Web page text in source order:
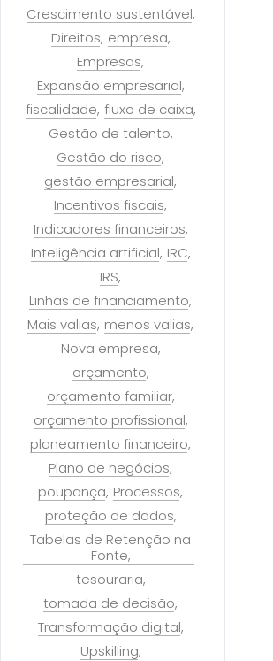
Crescimento sustentável
Direitos empresa
Empresas
Expansão empresarial
fiscalidade fluxo de caixa
Gestão de talento
Gestão do risco
gestão empresarial
Incentivos fiscais
Indicadores financeiros
Inteligência artificial IRC
IRS
Linhas de financiamento
Mais valias menos valias
Nova empresa
orçamento
orçamento familiar
orçamento profissional
planeamento financeiro
Plano de negócios
poupança Processos
proteção de dados
Tabelas de Retenção na
Fonte
tesouraria
tomada de decisão
Transformação digital
Upskilling